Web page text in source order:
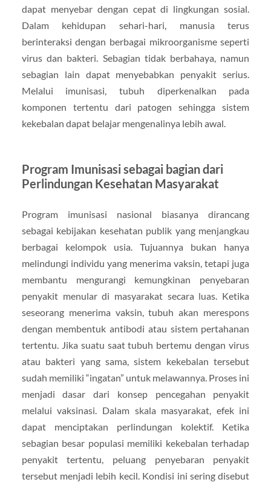
dapat menyebar dengan cepat di lingkungan sosial.
Dalam kehidupan sehari-hari, manusia terus
berinteraksi dengan berbagai mikroorganisme seperti
virus dan bakteri. Sebagian tidak berbahaya, namun
sebagian lain dapat menyebabkan penyakit serius.
Melalui imunisasi, tubuh diperkenalkan pada
komponen tertentu dari patogen sehingga sistem
kekebalan dapat belajar mengenalinya lebih awal.
Program Imunisasi sebagai bagian dari
Perlindungan Kesehatan Masyarakat
Program imunisasi nasional biasanya dirancang
sebagai kebijakan kesehatan publik yang menjangkau
berbagai kelompok usia. Tujuannya bukan hanya
melindungi individu yang menerima vaksin, tetapi juga
membantu mengurangi kemungkinan penyebaran
penyakit menular di masyarakat secara luas. Ketika
seseorang menerima vaksin, tubuh akan merespons
dengan membentuk antibodi atau sistem pertahanan
tertentu. Jika suatu saat tubuh bertemu dengan virus
atau bakteri yang sama, sistem kekebalan tersebut
sudah memiliki “ingatan” untuk melawannya. Proses ini
menjadi dasar dari konsep pencegahan penyakit
melalui vaksinasi. Dalam skala masyarakat, efek ini
dapat menciptakan perlindungan kolektif. Ketika
sebagian besar populasi memiliki kekebalan terhadap
penyakit tertentu, peluang penyebaran penyakit
tersebut menjadi lebih kecil. Kondisi ini sering disebut